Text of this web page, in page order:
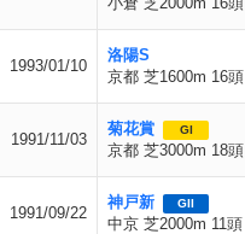
1993/01/10
洛陽S
京都 芝1600m 16頭
1991/11/03
菊花賞 GI
京都 芝3000m 18頭
1991/09/22
神戸新 GII
中京 芝2000m 11頭